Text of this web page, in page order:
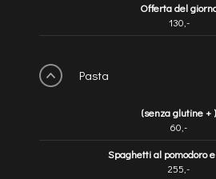
Offerta del
130,-
Pasta
(senza glutine + )
60,-
Spaghetti al pomodoro
255,-